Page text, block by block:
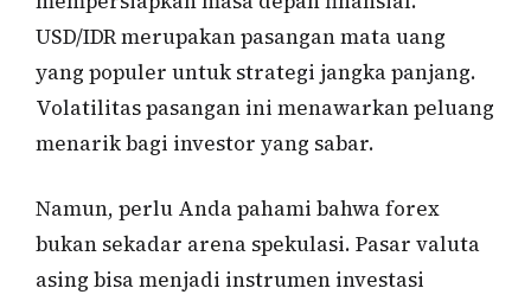
USD/IDR merupakan pasangan mata uang
yang populer untuk strategi jangka panjang.
Volatilitas pasangan ini menawarkan peluang
menarik bagi investor yang sabar.
Namun, perlu Anda pahami bahwa forex
bukan sekadar arena spekulasi. Pasar valuta
asing bisa menjadi instrumen investasi